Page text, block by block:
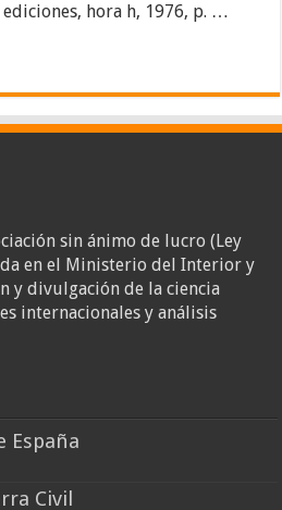
(I)
hora h, 1976, p. …
sin ánimo de lucro (Ley
en el Ministerio del Interior y
y divulgación de la ciencia
internacionales y análisis
España
Civil